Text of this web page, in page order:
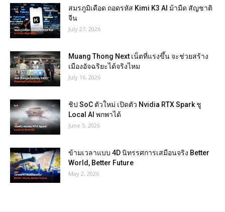
สมรภูมิเดือด ถอดรหัส Kimi K3 AI ม้ามืด สัญชาติ
จีน
July 27, 2026
Muang Thong Next เน็ตที่แรงขึ้น จะช่วยสร้าง
เมืองอัจฉริยะได้จริงไหม
July 16, 2026
ชิป SoC ตัวใหม่ เปิดตัว Nvidia RTX Spark ชู
Local AI พกพาได้
June 5, 2026
ข้ามเวลาแบบ 4D นิทรรศการเสมือนจริง Better
World, Better Future
May 2, 2026